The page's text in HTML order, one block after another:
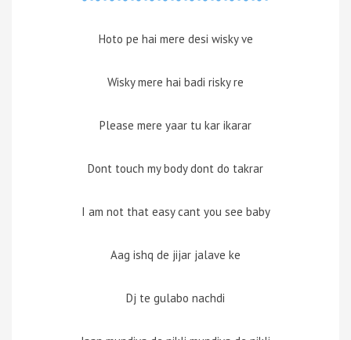
Hoto pe hai mere desi wisky ve
Wisky mere hai badi risky re
Please mere yaar tu kar ikarar
Dont touch my body dont do takrar
I am not that easy cant you see baby
Aag ishq de jijar jalave ke
Dj te gulabo nachdi